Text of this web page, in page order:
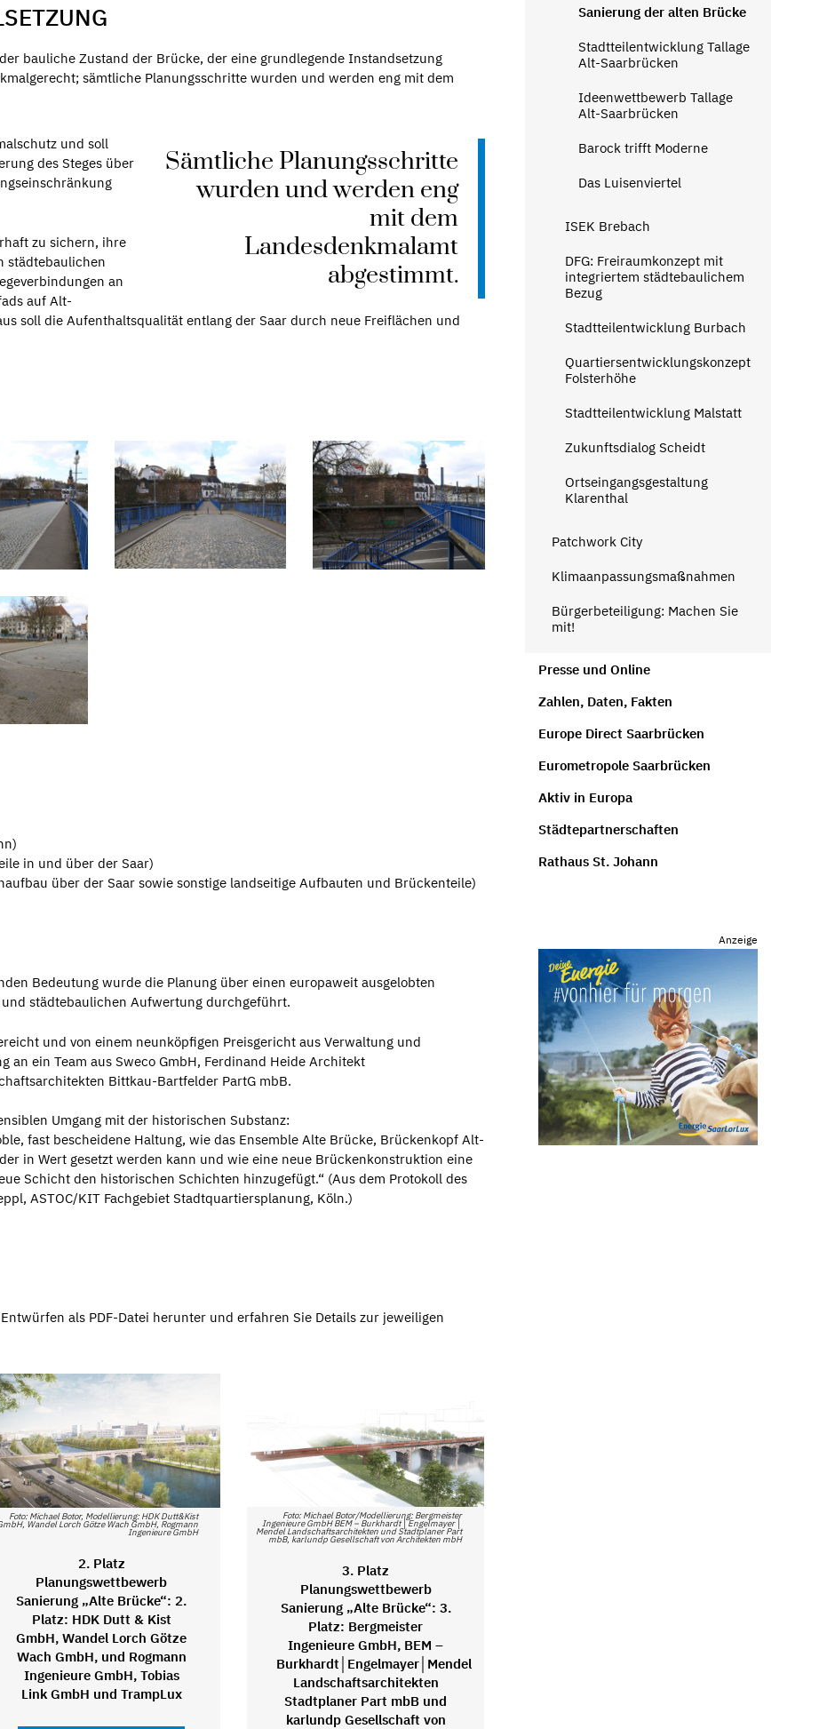
bauliche Zustand der Brücke, der eine grundlegende Instandsetzung
sämtliche Planungsschritte wurden und werden eng mit dem
Sämtliche Planungsschritte
wurden und werden eng
mit dem
Landesdenkmalamt
abgestimmt.
und soll
des Steges über
zu sichern, ihre
städtebaulichen
an
auf Alt-
soll die Aufenthaltsqualität entlang der Saar durch neue Freiflächen und
in und über der Saar)
über der Saar sowie sonstige landseitige Aufbauten und Brückenteile)
Bedeutung wurde die Planung über einen europaweit ausgelobten
städtebaulichen Aufwertung durchgeführt.
und von einem neunköpfigen Preisgericht aus Verwaltung und
an ein Team aus Sweco GmbH, Ferdinand Heide Architekt
Bittkau-Bartfelder PartG mbB.
Umgang mit der historischen Substanz:
fast bescheidene Haltung, wie das Ensemble Alte Brücke, Brückenkopf Alt-
in Wert gesetzt werden kann und wie eine neue Brückenkonstruktion eine
Schicht den historischen Schichten hinzugefügt.“ (Aus dem Protokoll des
ASTOC/KIT Fachgebiet Stadtquartiersplanung, Köln.)
als PDF-Datei herunter und erfahren Sie Details zur jeweiligen
Foto: Michael Botor, Modellierung: HDK Dutt&Kist
Wandel Lorch Götze Wach GmbH, Rogmann
Ingenieure GmbH
2. Platz
Planungswettbewerb
Sanierung „Alte Brücke“: 2.
Platz: HDK Dutt & Kist
GmbH, Wandel Lorch Götze
Wach GmbH, und Rogmann
Ingenieure GmbH, Tobias
Link GmbH und TrampLux
Foto: Michael Botor/Modellierung: Bergmeister
Ingenieure GmbH BEM – Burkhardt │Engelmayer │
Mendel Landschaftsarchitekten und Stadtplaner Part
mbB, karlundp Gesellschaft von Architekten mbH
3. Platz
Planungswettbewerb
Sanierung „Alte Brücke“: 3.
Platz: Bergmeister
Ingenieure GmbH, BEM –
Burkhardt│Engelmayer│Mendel
Landschaftsarchitekten
Stadtplaner Part mbB und
karlundp Gesellschaft von
Sanierung der alten Brücke
Stadtteilentwicklung Tallage
Alt-Saarbrücken
Ideenwettbewerb Tallage
Alt-Saarbrücken
Barock trifft Moderne
Das Luisenviertel
ISEK Brebach
DFG: Freiraumkonzept mit
integriertem städtebaulichem
Bezug
Stadtteilentwicklung Burbach
Quartiersentwicklungskonzept
Folsterhöhe
Stadtteilentwicklung Malstatt
Zukunftsdialog Scheidt
Ortseingangsgestaltung
Klarenthal
Patchwork City
Klimaanpassungsmaßnahmen
Bürgerbeteiligung: Machen Sie
mit!
Presse und Online
Zahlen, Daten, Fakten
Europe Direct Saarbrücken
Eurometropole Saarbrücken
Aktiv in Europa
Städtepartnerschaften
Rathaus St. Johann
Anzeige